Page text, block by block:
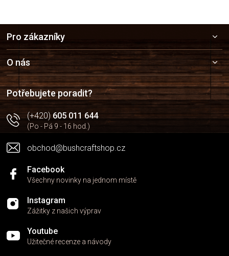
a
t
í
Pro zákazníky
O nás
Potřebujete poradit?
(+420)605 011 644
(Po - Pá 9 - 16 hod.)
obchod@bushcraftshop.cz
Facebook
Všechny novinky na jednom místě
Instagram
Zážitky z našich výprav
Youtube
Užitečné recenze a návody